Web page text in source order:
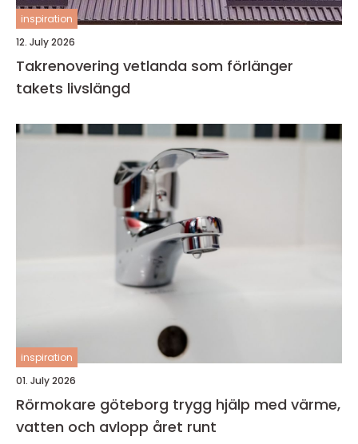
inspiration
12. July 2026
Takrenovering vetlanda som förlänger
takets livslängd
inspiration
01. July 2026
Rörmokare göteborg trygg hjälp med värme,
vatten och avlopp året runt